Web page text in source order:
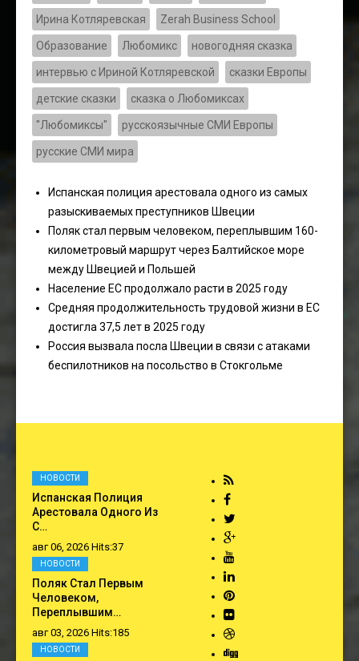
Ирина Котляревская Zerah Business School
Образование Любомикс новогодняя сказка
интервью с Ириной Котляревской сказки Европы
детские сказки сказка о Любомиксах
"Любомиксы" русскоязычные СМИ Европы
русские СМИ мира
Испанская полиция арестовала одного из самых
разыскиваемых преступников Швеции
Поляк стал первым человеком, переплывшим 160-
километровый маршрут через Балтийское море
между Швецией и Польшей
Население ЕС продолжало расти в 2025 году
Средняя продолжительность трудовой жизни в ЕС
достигла 37,5 лет в 2025 году
Россия вызвала посла Швеции в связи с атаками
беспилотников на посольство в Стокгольме
Испанская Полиция
Арестовала Одного Из
С…
авг 06, 2026 Hits:37
НОВОСТИ
Поляк Стал Первым
Человеком,
Переплывшим…
авг 03, 2026 Hits:185
НОВОСТИ
НОВОСТИ